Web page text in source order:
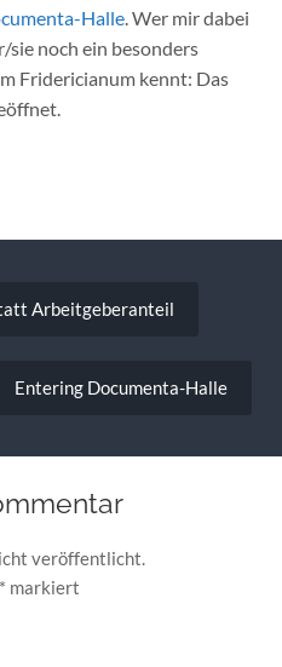
Halle. Wer mir dabei
sie noch ein besonders
Fridericianum kennt: Das
Arbeitgeberanteil
Entering Documenta-Halle
veröffentlicht.
* markiert